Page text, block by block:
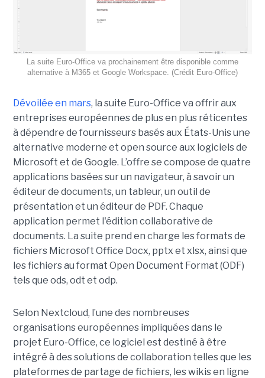
La suite Euro-Office va prochainement être disponible comme
alternative à M365 et Google Workspace. (Crédit Euro-Office)
Dévoilée en mars, la suite Euro-Office va offrir aux
entreprises européennes de plus en plus réticentes
à dépendre de fournisseurs basés aux États-Unis une
alternative moderne et open source aux logiciels de
Microsoft et de Google. L’offre se compose de quatre
applications basées sur un navigateur, à savoir un
éditeur de documents, un tableur, un outil de
présentation et un éditeur de PDF. Chaque
application permet l'édition collaborative de
documents. La suite prend en charge les formats de
fichiers Microsoft Office Docx, pptx et xlsx, ainsi que
les fichiers au format Open Document Format (ODF)
tels que ods, odt et odp.
Selon Nextcloud, l’une des nombreuses
organisations européennes impliquées dans le
projet Euro-Office, ce logiciel est destiné à être
intégré à des solutions de collaboration telles que les
plateformes de partage de fichiers, les wikis en ligne